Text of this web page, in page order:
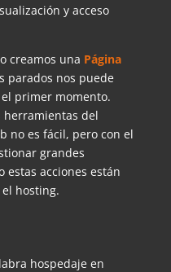
y acceso
creamos una Página
parados nos puede
primer momento.
herramientas del
no es fácil, pero con el
grandes
estas acciones están
hosting.
hospedaje en